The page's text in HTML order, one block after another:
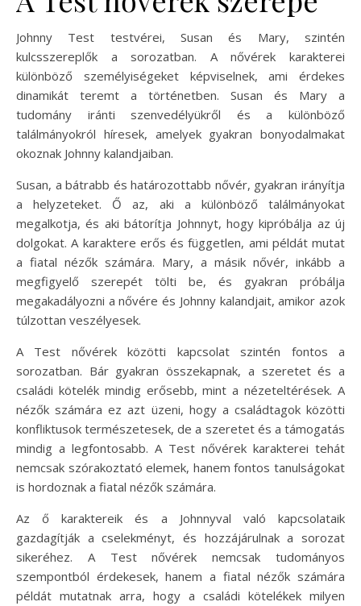
Johnny Test testvérei, Susan és Mary, szintén
kulcsszereplők a sorozatban. A nővérek karakterei
különböző személyiségeket képviselnek, ami érdekes
dinamikát teremt a történetben. Susan és Mary a
tudomány iránti szenvedélyükről és a különböző
találmányokról híresek, amelyek gyakran bonyodalmakat
okoznak Johnny kalandjaiban.
Susan, a bátrabb és határozottabb nővér, gyakran irányítja
a helyzeteket. Ő az, aki a különböző találmányokat
megalkotja, és aki bátorítja Johnnyt, hogy kipróbálja az új
dolgokat. A karaktere erős és független, ami példát mutat
a fiatal nézők számára. Mary, a másik nővér, inkább a
megfigyelő szerepét tölti be, és gyakran próbálja
megakadályozni a nővére és Johnny kalandjait, amikor azok
túlzottan veszélyesek.
A Test nővérek közötti kapcsolat szintén fontos a
sorozatban. Bár gyakran összekapnak, a szeretet és a
családi kötelék mindig erősebb, mint a nézeteltérések. A
nézők számára ez azt üzeni, hogy a családtagok közötti
konfliktusok természetesek, de a szeretet és a támogatás
mindig a legfontosabb. A Test nővérek karakterei tehát
nemcsak szórakoztató elemek, hanem fontos tanulságokat
is hordoznak a fiatal nézők számára.
Az ő karaktereik és a Johnnyval való kapcsolataik
gazdagítják a cselekményt, és hozzájárulnak a sorozat
sikeréhez. A Test nővérek nemcsak tudományos
szempontból érdekesek, hanem a fiatal nézők számára
példát mutatnak arra, hogy a családi kötelékek milyen